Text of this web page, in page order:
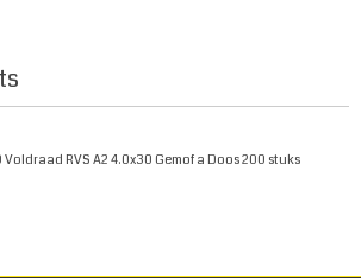
RVS A2 4.0x30 Gemof a Doos 200 stuks